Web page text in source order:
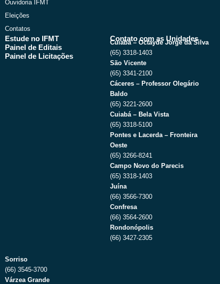
Ouvidoria IFMT
Eleições
Contatos
Estude no IFMT
Painel de Editais
Painel de Licitações
Contato com as Unidades
Cuiabá – Octayde Jorge da Silva
(65) 3318-1403
São Vicente
(65) 3341-2100
Cáceres – Professor Olegário
Baldo
(65) 3221-2600
Cuiabá – Bela Vista
(65) 3318-5100
Pontes e Lacerda – Fronteira
Oeste
(65) 3266-8241
Campo Novo do Parecis
(65) 3318-1403
Juína
(66) 3566-7300
Confresa
(66) 3564-2600
Rondonópolis
(66) 3427-2305
Sorriso
(66) 3545-3700
Várzea Grande